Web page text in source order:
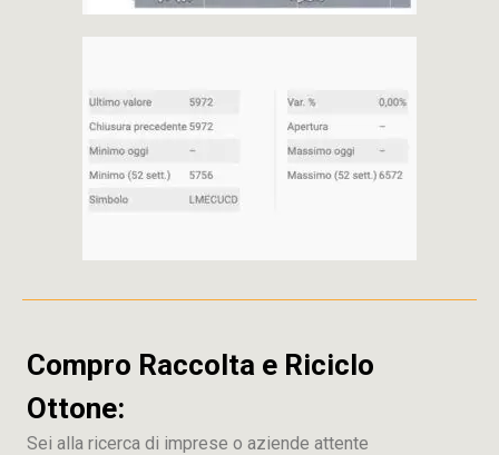
Compro Raccolta e Riciclo
Ottone:
Sei alla ricerca di imprese o aziende attente